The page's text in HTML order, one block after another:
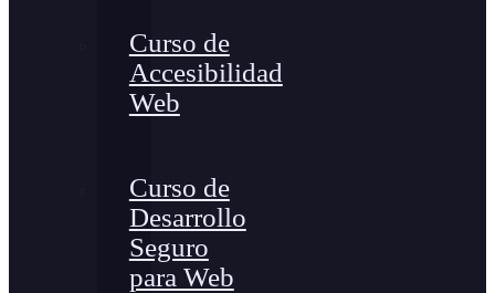
Curso de
Accesibilidad
Web
Curso de
Desarrollo
Seguro
para Web